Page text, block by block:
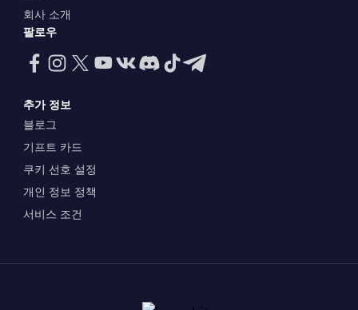
회사 소개
팔로우
추가 정보
블로그
기프트 카드
쿠키 선호 설정
개인 정보 정책
서비스 조건